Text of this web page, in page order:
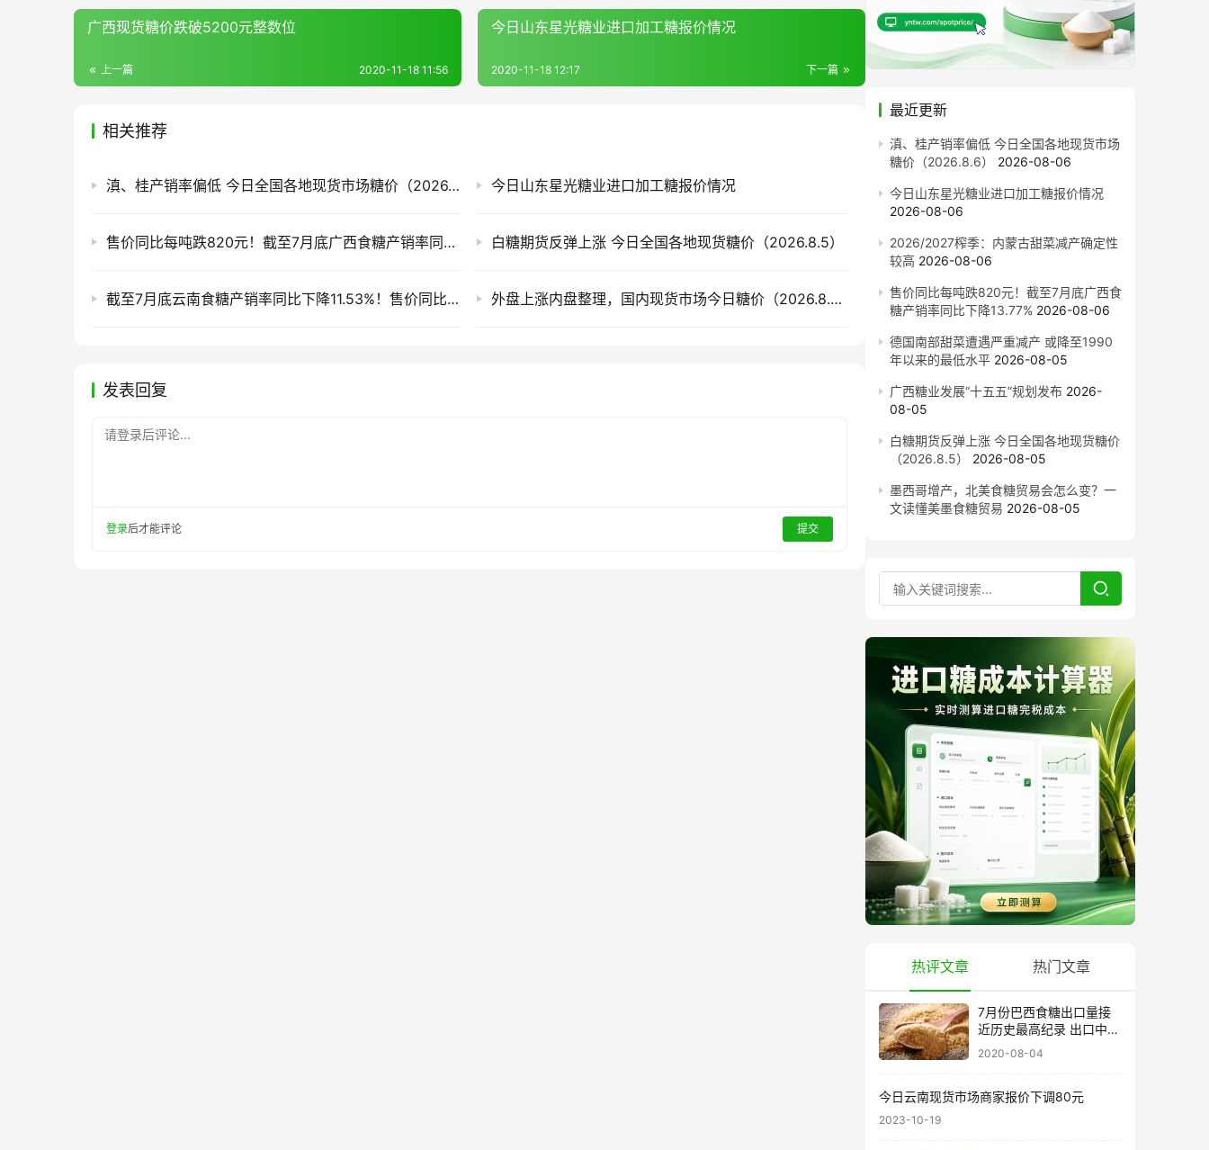
广西现货糖价跌破5200元整数位
上一篇 2020-11-18 11:56
今日山东星光糖业进口加工糖报价情况
下一篇
2020-11-18 12:17
相关推荐
滇、桂产销率偏低 今日全国各地现货市场糖价（2026.8.6） 今日山东星光糖业进口加工糖报价情况
售价同比每吨跌820元！截至7月底广西食糖产销率同比下降13.77% 白糖期货反弹上涨 今日全国各地现货糖价（2026.8.5）
截至7月底云南食糖产销率同比下降11.53%！售价同比下跌900元/吨 外盘上涨内盘整理，国内现货市场今日糖价（2026.8.4）
发表回复
请登录后评论...
登录后才能评论 提交
最近更新
滇、桂产销率偏低 今日全国各地现货市场
糖价（2026.8.6）
2026-08-06
今日山东星光糖业进口加工糖报价情况
2026-08-06
2026/2027榨季：内蒙古甜菜减产确定性
较高 2026-08-06
售价同比每吨跌820元！截至7月底广西食
糖产销率同比下降13.77% 2026-08-06
德国南部甜菜遭遇严重减产 或降至1990
年以来的最低水平 2026-08-05
广西糖业发展“十五五”规划发布 2026-
08-05
白糖期货反弹上涨 今日全国各地现货糖价
（2026.8.5）
2026-08-05
墨西哥增产，北美食糖贸易会怎么变？一
文读懂美墨食糖贸易 2026-08-05
热评文章 热门文章
7月份巴西食糖出口量接
近历史最高纪录 出口中国
超40万吨
2020-08-04
今日云南现货市场商家报价下调80元
2023-10-19